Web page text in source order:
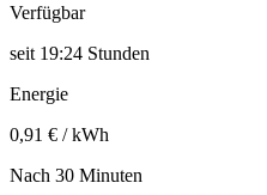
Verfügbar
seit 19:24 Stunden
Energie
0,91 € / kWh
Nach 30 Minuten